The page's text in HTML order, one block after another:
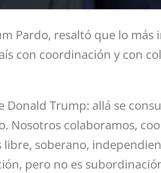
Pardo, resaltó que lo
con coordinación y con
Trump: allá se
Nosotros colaboramos,
soberano,
pero no es